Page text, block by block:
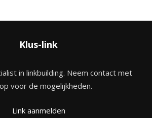
Klus-link
in linkbuilding. Neem contact met
voor de mogelijkheden.
Link aanmelden